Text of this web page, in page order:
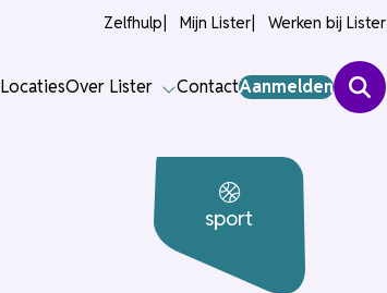
Zelfhulp Mijn Lister Werken bij Lister
LocatiesOver Lister ContactAanmelden
sport